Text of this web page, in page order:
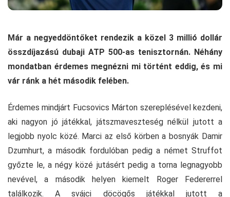
Már a negyeddöntőket rendezik a közel 3 millió dollár
összdíjazású dubaji ATP 500-as tenisztornán. Néhány
mondatban érdemes megnézni mi történt eddig, és mi
vár ránk a hét második felében.
Érdemes mindjárt Fucsovics Márton szereplésével kezdeni,
aki nagyon jó játékkal, játszmaveszteség nélkül jutott a
legjobb nyolc közé. Marci az első körben a bosnyák Damir
Dzumhurt, a második fordulóban pedig a német Struffot
győzte le, a négy közé jutásért pedig a torna legnagyobb
nevével, a második helyen kiemelt Roger Federerrel
találkozik. A svájci döcögős játékkal jutott a